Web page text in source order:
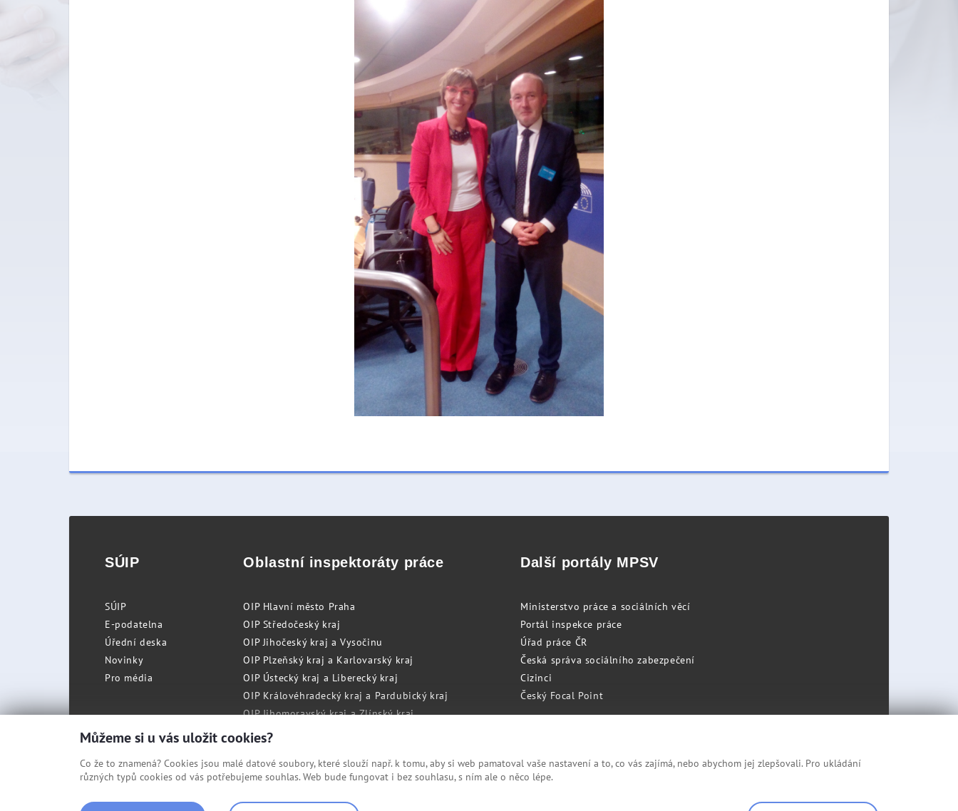
SÚIP
SÚIP
E-podatelna
Úřední deska
Novinky
Pro média
Oblastní inspektoráty práce
OIP Hlavní město Praha
OIP Středočeský kraj
OIP Jihočeský kraj a Vysočinu
OIP Plzeňský kraj a Karlovarský kraj
OIP Ústecký kraj a Liberecký kraj
OIP Královéhradecký kraj a Pardubický kraj
OIP Jihomoravský kraj a Zlínský kraj
OIP Moravskoslezský kraj a Olomoucký kraj
Další portály MPSV
Ministerstvo práce a sociálních věcí
Portál inspekce práce
Úřad práce ČR
Česká správa sociálního zabezpečení
Cizinci
Český Focal Point
© Státní úřad inspekce práce
Můžeme si u vás uložit cookies?
Co že to znamená? Cookies jsou malé datové soubory, které slouží např. k tomu, aby si web pamatoval vaše nastavení a to, co vás zajímá, nebo abychom jej zlepšovali. Pro ukládání
různých typů cookies od vás potřebujeme souhlas. Web bude fungovat i bez souhlasu, s ním ale o něco lépe.